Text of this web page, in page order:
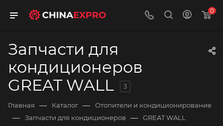
0
Запчасти для
кондиционеров
GREAT WALL
3
Главная — Каталог — Отопители и кондиционирование
— Запчасти для кондиционеров — GREAT WALL